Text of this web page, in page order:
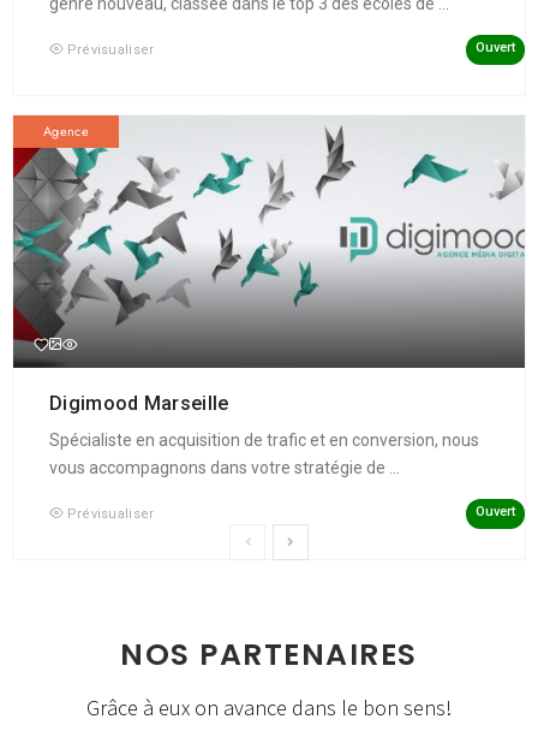
Prévisualiser Ouvert
Agence
Digimood Marseille
Spécialiste en acquisition de trafic et en conversion, nous
vous accompagnons dans votre stratégie de ...
Prévisualiser Ouvert
NOS PARTENAIRES
Grâce à eux on avance dans le bon sens!